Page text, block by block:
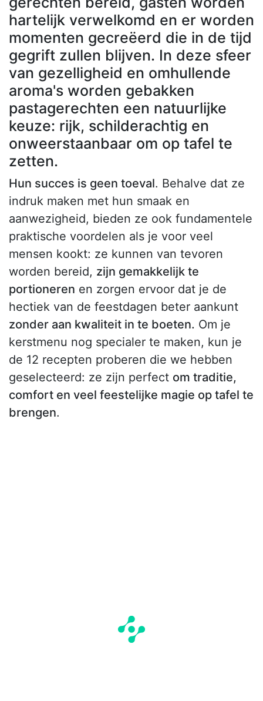
hartelijk verwelkomd en er worden
momenten gecreëerd die in de tijd
gegrift zullen blijven. In deze sfeer
van gezelligheid en omhullende
aroma's worden gebakken
pastagerechten een natuurlijke
keuze: rijk, schilderachtig en
onweerstaanbaar om op tafel te
zetten.
Hun succes is geen toeval. Behalve dat ze
indruk maken met hun smaak en
aanwezigheid, bieden ze ook fundamentele
praktische voordelen als je voor veel
mensen kookt: ze kunnen van tevoren
worden bereid, zijn gemakkelijk te
portioneren en zorgen ervoor dat je de
hectiek van de feestdagen beter aankunt
zonder aan kwaliteit in te boeten. Om je
kerstmenu nog specialer te maken, kun je
de 12 recepten proberen die we hebben
geselecteerd: ze zijn perfect om traditie,
comfort en veel feestelijke magie op tafel te
brengen.